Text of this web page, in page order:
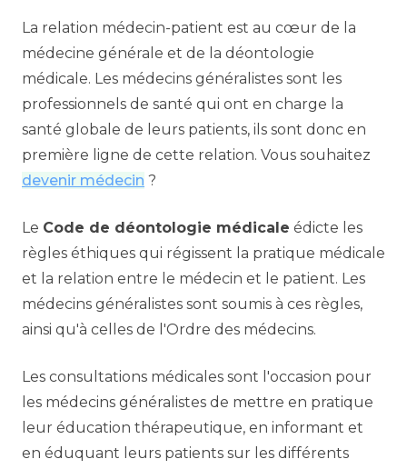
La relation médecin-patient est au cœur de la
médecine générale et de la déontologie
médicale. Les médecins généralistes sont les
professionnels de santé qui ont en charge la
santé globale de leurs patients, ils sont donc en
première ligne de cette relation. Vous souhaitez
devenir médecin ?
Le Code de déontologie médicale édicte les
règles éthiques qui régissent la pratique médicale
et la relation entre le médecin et le patient. Les
médecins généralistes sont soumis à ces règles,
ainsi qu'à celles de l'Ordre des médecins.
Les consultations médicales sont l'occasion pour
les médecins généralistes de mettre en pratique
leur éducation thérapeutique, en informant et
en éduquant leurs patients sur les différents